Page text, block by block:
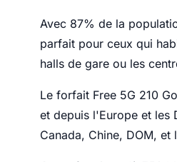
Avec 87% de la
parfait pour ceux qui
halls de gare ou les
Le forfait Free 5G 210
et depuis l'Europe et les
Canada, Chine, DOM,